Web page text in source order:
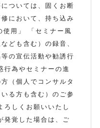
ついては、固くお断
において、持ち込み
使用」 「セミナー風
ども含む）の録音、
の宣伝活動や勧誘行
行為やセミナーの進
（個人でコンサルタ
る方も含む）のご参
ろしくお願いいたし
発覚した場合は、ご